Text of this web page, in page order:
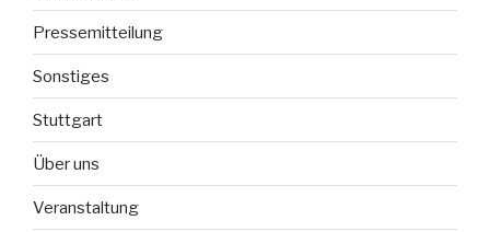
Pressemitteilung
Sonstiges
Stuttgart
Über uns
Veranstaltung